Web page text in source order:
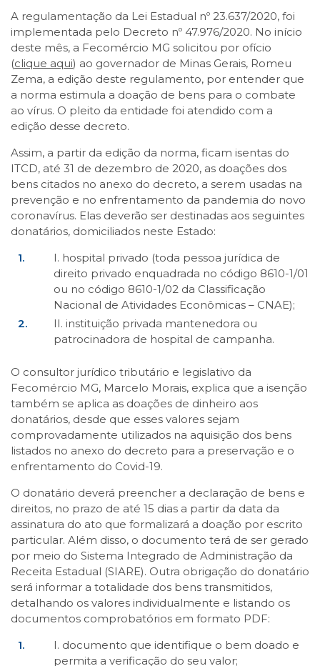
A regulamentação da Lei Estadual nº 23.637/2020, foi
implementada pelo Decreto nº 47.976/2020. No início
deste mês, a Fecomércio MG solicitou por ofício
(clique aqui) ao governador de Minas Gerais, Romeu
Zema, a edição deste regulamento, por entender que
a norma estimula a doação de bens para o combate
ao vírus. O pleito da entidade foi atendido com a
edição desse decreto.
Assim, a partir da edição da norma, ficam isentas do
ITCD, até 31 de dezembro de 2020, as doações dos
bens citados no anexo do decreto, a serem usadas na
prevenção e no enfrentamento da pandemia do novo
coronavírus. Elas deverão ser destinadas aos seguintes
donatários, domiciliados neste Estado:
I. hospital privado (toda pessoa jurídica de
direito privado enquadrada no código 8610-1/01
ou no código 8610-1/02 da Classificação
Nacional de Atividades Econômicas – CNAE);
II. instituição privada mantenedora ou
patrocinadora de hospital de campanha.
O consultor jurídico tributário e legislativo da
Fecomércio MG, Marcelo Morais, explica que a isenção
também se aplica as doações de dinheiro aos
donatários, desde que esses valores sejam
comprovadamente utilizados na aquisição dos bens
listados no anexo do decreto para a preservação e o
enfrentamento do Covid-19.
O donatário deverá preencher a declaração de bens e
direitos, no prazo de até 15 dias a partir da data da
assinatura do ato que formalizará a doação por escrito
particular. Além disso, o documento terá de ser gerado
por meio do Sistema Integrado de Administração da
Receita Estadual (SIARE). Outra obrigação do donatário
será informar a totalidade dos bens transmitidos,
detalhando os valores individualmente e listando os
documentos comprobatórios em formato PDF:
I. documento que identifique o bem doado e
permita a verificação do seu valor;